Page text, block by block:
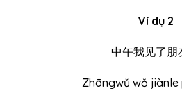
Ví dụ 2
中午我见了朋
Zhōngwǔ wǒ jiànle